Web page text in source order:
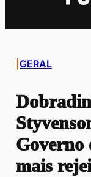
GERAL
Governo
mais